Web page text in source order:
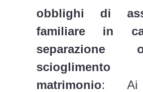
obblighi di
familiare in
matrimonio: Ai